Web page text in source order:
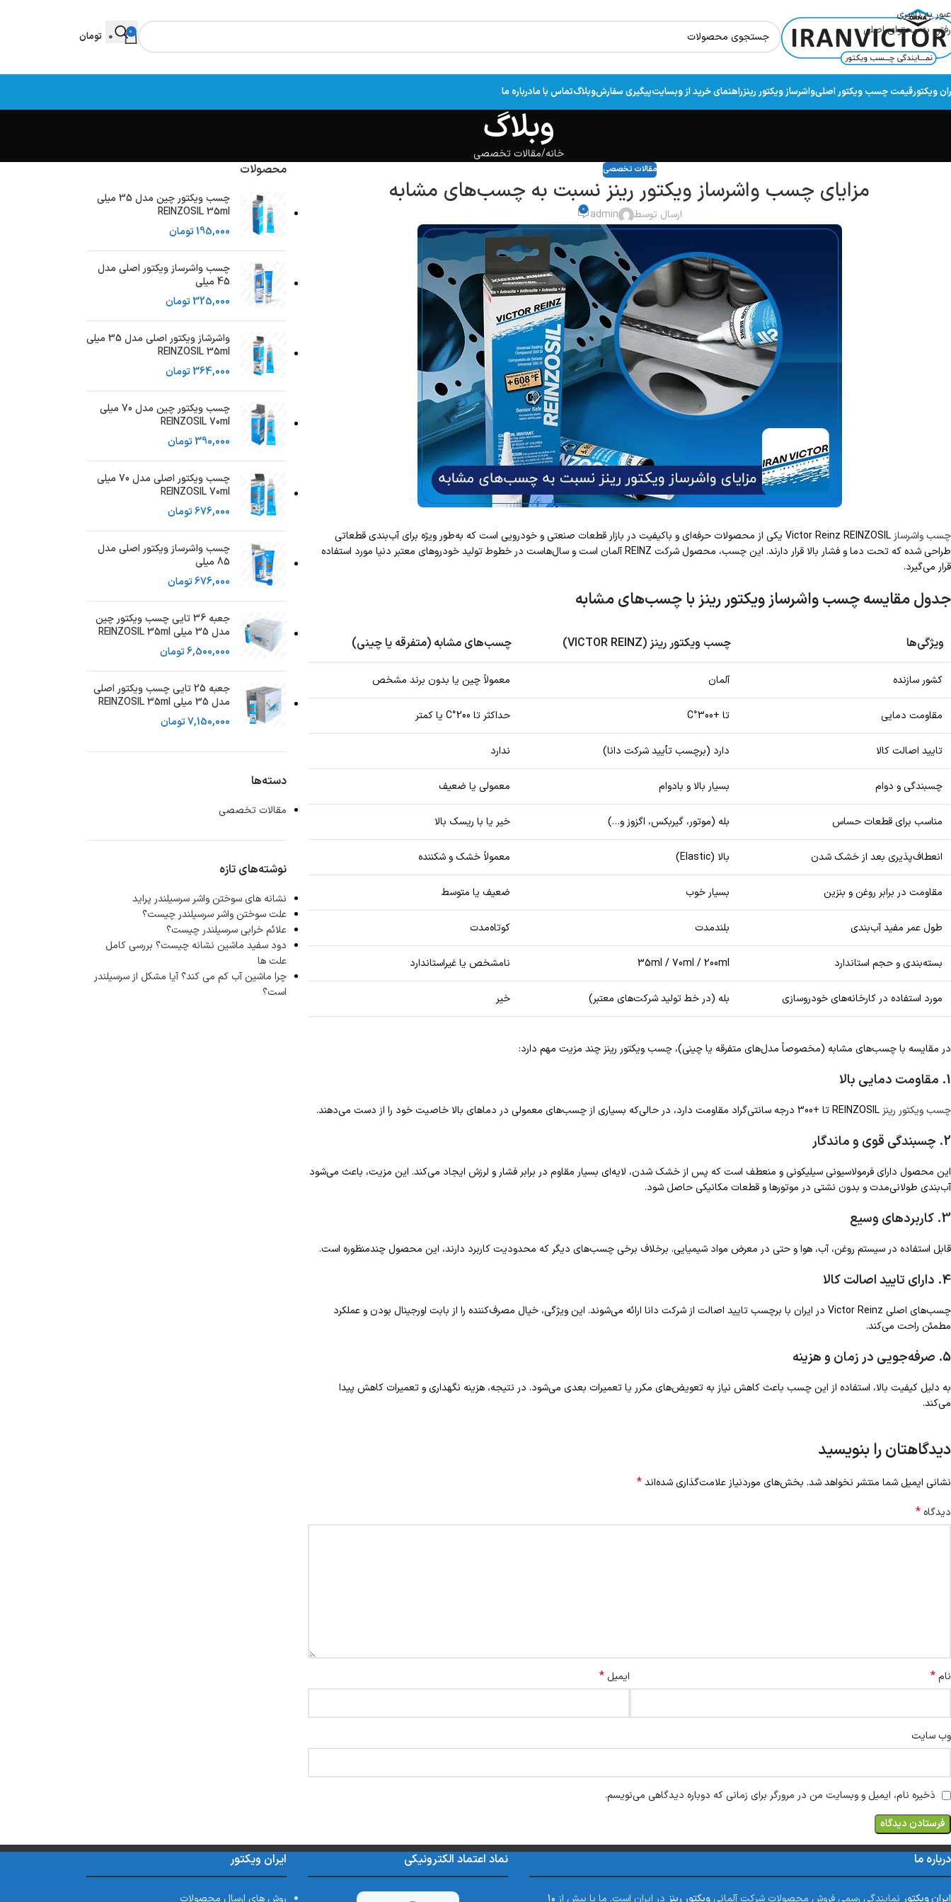
عبور به ناوبری
رفتن به محتوای اصلی
0
0 تومان
ویکتورقیمت چسب ویکتور اصلیواشرساز ویکتور رینزراهنمای خرید از وبسایتپیگیری سفارشوبلاگتماس با مادرباره ما
وبلاگ
خانه مقالات تخصصی
مقالات تخصصی
مزایای چسب واشرساز ویکتور رینز نسبت به چسب‌های مشابه
ارسال توسط admin
0
چسب واشرساز
Victor Reinz REINZOSIL یکی از محصولات حرفه‌ای و باکیفیت در بازار قطعات صنعتی و خودرویی است که به‌طور ویژه برای آب‌بندی قطعاتی
طراحی شده که تحت دما و فشار بالا قرار دارند. این چسب، محصول شرکت REINZ آلمان است و سال‌هاست در خطوط تولید خودروهای معتبر دنیا مورد استفاده
قرار می‌گیرد.
جدول مقایسه چسب واشرساز ویکتور رینز با چسب‌های مشابه
ویژگی‌ها چسب ویکتور رینز (VICTOR REINZ) چسب‌های مشابه (متفرقه یا چینی)
کشور سازنده آلمان معمولاً چین یا بدون برند مشخص
مقاومت دمایی تا +300°C حداکثر تا 200°C یا کمتر
تایید اصالت کالا دارد (برچسب تأیید شرکت دانا) ندارد
چسبندگی و دوام بسیار بالا و بادوام معمولی یا ضعیف
مناسب برای قطعات حساس بله (موتور، گیربکس، اگزوز و…) خیر یا با ریسک بالا
انعطاف‌پذیری بعد از خشک شدن بالا (Elastic) معمولاً خشک و شکننده
مقاومت در برابر روغن و بنزین بسیار خوب ضعیف یا متوسط
طول عمر مفید آب‌بندی بلندمدت کوتاه‌مدت
بسته‌بندی و حجم استاندارد 35ml / 70ml / 200ml نامشخص یا غیراستاندارد
مورد استفاده در کارخانه‌های خودروسازی بله (در خط تولید شرکت‌های معتبر) خیر
در مقایسه با چسب‌های مشابه (مخصوصاً مدل‌های متفرقه یا چینی)، چسب ویکتور رینز چند مزیت مهم دارد:
1. مقاومت دمایی بالا
چسب ویکتور رینز
2. چسبندگی قوی و ماندگار
این محصول دارای فرمولاسیونی سیلیکونی و منعطف است که پس از خشک شدن، لایه‌ای بسیار مقاوم در برابر فشار و لرزش ایجاد می‌کند. این مزیت، باعث می‌شود
آب‌بندی طولانی‌مدت و بدون نشتی در موتورها و قطعات مکانیکی حاصل شود.
3. کاربردهای وسیع
قابل استفاده در سیستم روغن، آب، هوا و حتی در معرض مواد شیمیایی. برخلاف برخی چسب‌های دیگر که محدودیت کاربرد دارند، این محصول چندمنظوره است.
4. دارای تایید اصالت کالا
چسب‌های اصلی Victor Reinz در ایران با برچسب تایید اصالت از شرکت دانا ارائه می‌شوند. این ویژگی، خیال مصرف‌کننده را از بابت اورجینال بودن و عملکرد
مطمئن راحت می‌کند.
5. صرفه‌جویی در زمان و هزینه
به دلیل کیفیت بالا، استفاده از این چسب باعث کاهش نیاز به تعویض‌های مکرر یا تعمیرات بعدی می‌شود. در نتیجه، هزینه نگهداری و تعمیرات کاهش پیدا
می‌کند.
دیدگاهتان را بنویسید
نشانی ایمیل شما منتشر نخواهد شد. بخش‌های موردنیاز علامت‌گذاری شده‌اند*
دیدگاه *
نام* ایمیل*
وب‌ سایت
ذخیره نام، ایمیل و وبسایت من در مرورگر برای زمانی که دوباره دیدگاهی می‌نویسم.
محصولات
چسب ویکتور چین مدل 35 میلی
REINZOSIL 35ml
195,000تومان
چسب واشرساز ویکتور اصلی مدل
45 میلی
325,000تومان
واشرشاز ویکتور اصلی مدل 35 میلی
REINZOSIL 35ml
364,000تومان
چسب ویکتور چین مدل 70 میلی
REINZOSIL 70ml
390,000تومان
چسب ویکتور اصلی مدل 70 میلی
REINZOSIL 70ml
676,000تومان
چسب واشرساز ویکتور اصلی مدل
85 میلی
676,000تومان
جعبه 36 تایی چسب ویکتور چین
مدل 35 میلی REINZOSIL 35ml
6,500,000تومان
جعبه 25 تایی چسب ویکتور اصلی
مدل 35 میلی REINZOSIL 35ml
7,150,000تومان
دسته‌ها
مقالات تخصصی
نوشته‌های تازه
نشانه های سوختن واشر سرسیلندر پراید
علت سوختن واشر سرسیلندر چیست؟
علائم خرابی سرسیلندر چیست؟
دود سفید ماشین نشانه چیست؟ بررسی کامل
علت ها
چرا ماشین آب کم می کند؟ آیا مشکل از سرسیلندر
است؟
درباره ما
ایران ویکتور نمایندگی رسمی فروش محصولات شرکت آلمانی ویکتور رینز در ایران است. ما با بیش از ۱۰
نماد اعتماد الکترونیکی ایران ویکتور
روش های ارسال محصولات